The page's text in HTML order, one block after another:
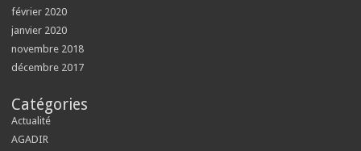
février 2020
janvier 2020
novembre 2018
décembre 2017
Catégories
Actualité
AGADIR